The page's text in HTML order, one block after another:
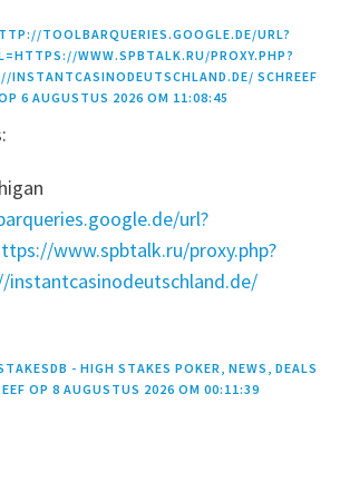
TOOLBARQUERIES.GOOGLE.DE/URL?
WWW.SPBTALK.RU/PROXY.PHP?
INSTANTCASINODEUTSCHLAND.DE/ SCHREEF
6 AUGUSTUS 2026 OM 11:08:45
url?
www.spbtalk.ru/proxy.php?
instantcasinodeutschland.de/
- HIGH STAKES POKER, NEWS, DEALS
OP 8 AUGUSTUS 2026 OM 00:11:39